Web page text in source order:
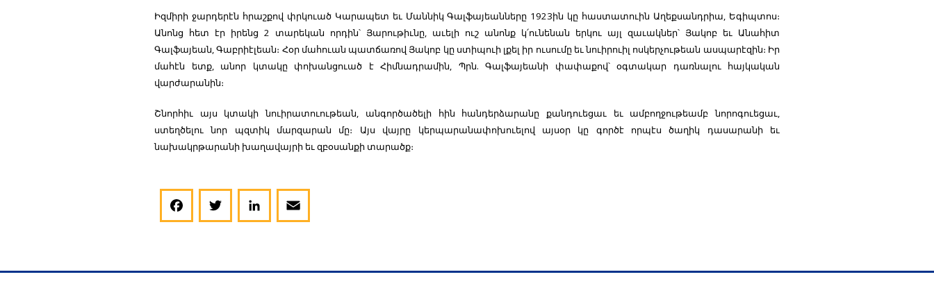
Իզմիրի ջարդերէն հրաշքով փրկուած Կարապետ եւ Մաննիկ Գալֆայեանները 1923ին կը հաստատուին Աղեքսանդրիա, Եգիպտոս։
Անոնց հետ էր իրենց 2 տարեկան որդին՝ Յարութիւնը, աւելի ուշ անոնք կ՛ունենան երկու այլ զաւակներ՝ Յակոբ եւ Անահիտ
Գալֆայեան, Գաբրիէլեան։ Հօր մահուան պատճառով Յակոբ կը ստիպուի լքել իր ուսումը եւ նուիրուիլ ոսկերչութեան ասպարէզին։ Իր
մահէն ետք, անոր կտակը փոխանցուած է Հիմնադրամին, Պրն. Գալֆայեանի փափաքով՝ օգտակար դառնալու հայկական
վարժարանին։
Շնորհիւ այս կտակի նուիրատուութեան, անգործածելի հին հանդերձարանը քանդուեցաւ եւ ամբողջութեամբ նորոգուեցաւ,
ստեղծելու նոր պզտիկ մարզարան մը։ Այս վայրը կերպարանափոխուելով այսօր կը գործէ որպէս ծաղիկ դասարանի եւ
նախակրթարանի խաղավայրի եւ զբօսանքի տարածք։
Facebook Twitter LinkedIn Email